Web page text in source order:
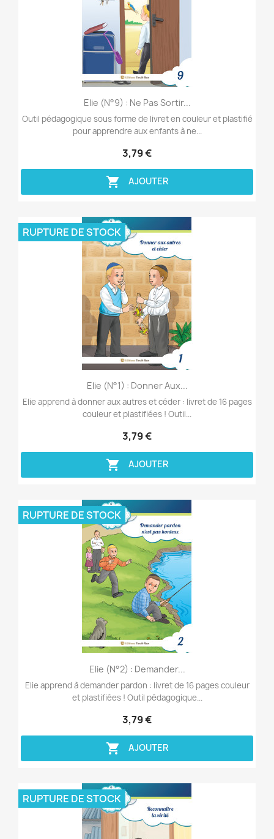
Aperçu rapide
Elie (n°9) : Ne Pas Sortir...
Outil pédagogique sous forme de livret en couleur et plastifié
pour apprendre aux enfants à ne...
3,79 €
 AJOUTER
Aperçu rapide
Elie (n°1) : Donner Aux...
Elie apprend à donner aux autres et céder : livret de 16 pages
couleur et plastifiées ! Outil...
3,79 €
 AJOUTER
RUPTURE DE STOCK
Aperçu rapide
Elie (n°2) : Demander...
Elie apprend à demander pardon : livret de 16 pages couleur
et plastifiées ! Outil pédagogique...
3,79 €
 AJOUTER
RUPTURE DE STOCK
RUPTURE DE STOCK